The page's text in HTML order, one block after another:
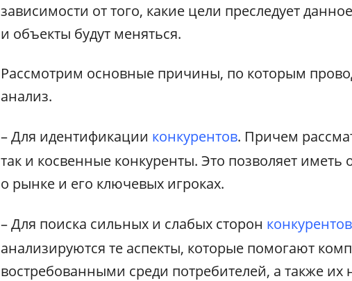
зависимости от того, какие цели преследует
и объекты будут меняться.
Рассмотрим основные причины, по которым
анализ.
– Для идентификации конкурентов. Причем
так и косвенные конкуренты. Это позволяет иметь
о рынке и его ключевых игроках.
– Для поиска сильных и слабых сторон конкурентов
анализируются те аспекты, которые помогают
востребованными среди потребителей, а также